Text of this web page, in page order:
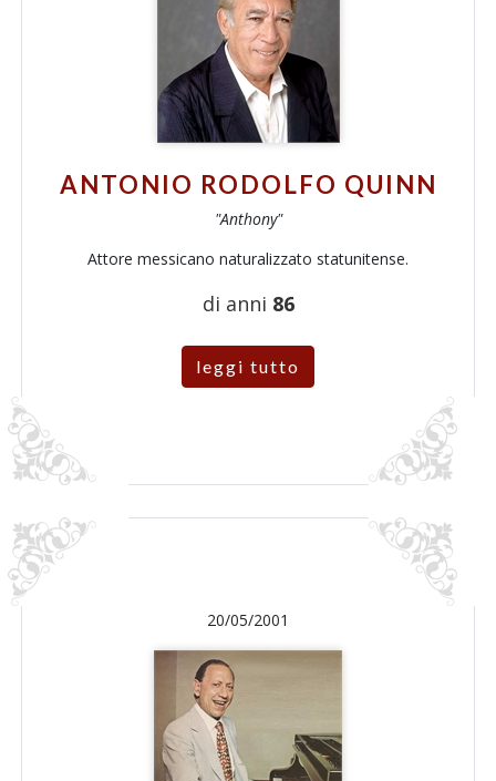
ANTONIO RODOLFO QUINN
"Anthony"
Attore messicano naturalizzato statunitense.
di anni 86
leggi tutto
20/05/2001